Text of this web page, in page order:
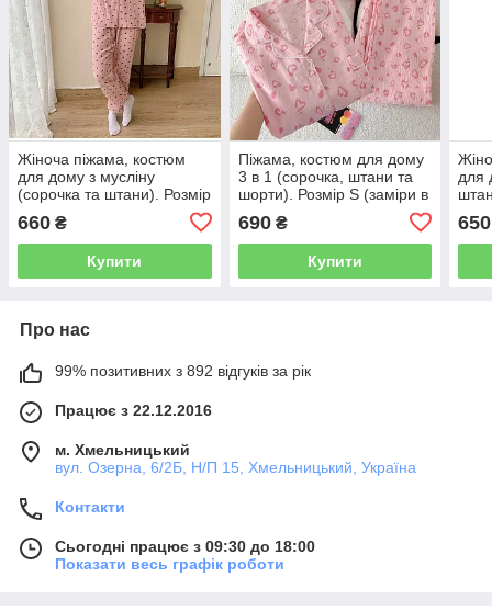
Жіноча піжама, костюм
для дому з мусліну
(сорочка та штани). Розмір
Рожевий
660 ₴
Купити
Піжама, костюм для дому
3 в 1 (сорочка, штани та
шорти). Розмір S (заміри в
690₴
Купити
для
650
Про нас
99% позитивних з 892 відгуків за рік
Працює з 22.12.2016
м. Хмельницький
вул. Озерна, 6/2Б, Н/П 15, Хмельницький, Україна
Контакти
Сьогодні працює з 09:30 до 18:00
Показати весь графік роботи